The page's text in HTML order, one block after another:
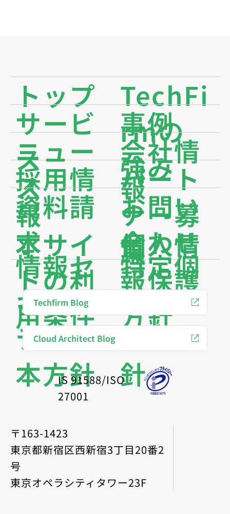
トップ
採用情
報
ニュー
ス
本サイ
トの利
用条件
サービ
ス
資料請
求
情報セ
キュリ
ティ基
本方針
TechFi
rmの
強み
パート
ナー募
集
会社情
報
個人情
報保護
方針
事例
お問い
合わせ
特定個
人情報
保護方
針
Techfirm Blog
Cloud Architect Blog
IS 91588/ISO
27001
〒163-1423
東京都新宿区西新宿3丁目20番2
号
東京オペラシティタワー23F